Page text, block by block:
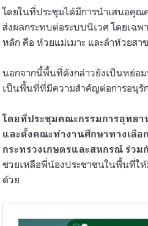
โดยในที่ประชุมได้มีการนำเสนอคุณ
ส่งผลกระทบต่อระบบนิเวศ โดยเฉ
หลัก คือ ห้วยแม่เมาะ และลำห้วยส
นอกจากนี้พื้นที่ดังกล่าวยังเป็นหย่อ
เป็นพื้นที่ที่มีความสำคัญต่อการอนุรั
โดยที่ประชุมคณะกรรมการอุทย
และตั้งคณะทำงานศึกษาทางเลือ
กระทรวงเกษตรและสหกรณ์ ร่ว
ช่วยเหลือพี่น้องประชาชนในพื้นที่ใ
ด้วย